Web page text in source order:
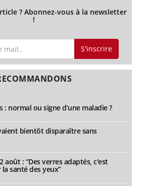
? Abonnez-vous à la newsletter
!
S'inscrire
: normal ou signe d’une maladie ?
bientôt disparaître sans
août : “Des verres adaptés, c'est
santé des yeux”